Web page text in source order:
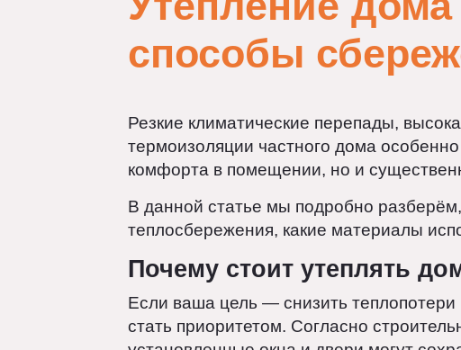
Утепление
способы
Резкие климатические перепады,
термоизоляции частного дома
комфорта в помещении, но и
В данной статье мы подробно
теплосбережения, какие материалы
Почему стоит утеплять
Если ваша цель — снизить